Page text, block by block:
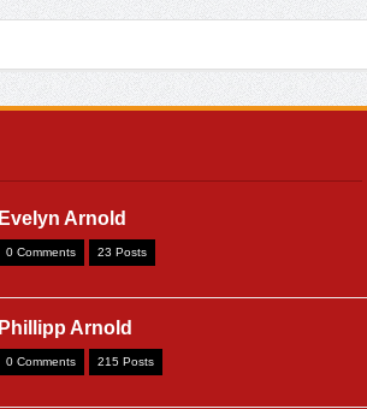
Evelyn Arnold
0 Comments 23 Posts
Phillipp Arnold
0 Comments 215 Posts